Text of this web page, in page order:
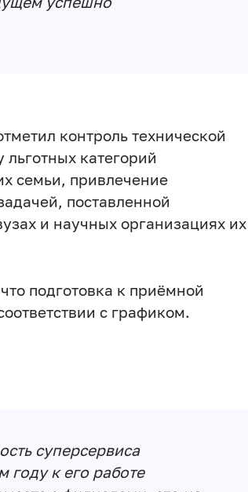
контроль технической
категорий
семьи, привлечение
поставленной
и научных организациях их
подготовка к приёмной
с графиком.
суперсервиса
году к его работе